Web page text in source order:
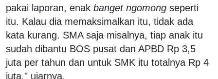
pakai laporan, enak banget ngomong seperti
itu. Kalau dia memaksimalkan itu, tidak ada
kata kurang. SMA saja misalnya, tiap anak itu
sudah dibantu BOS pusat dan APBD Rp 3,5
juta per tahun dan untuk SMK itu totalnya Rp 4
juta," ujarnya.